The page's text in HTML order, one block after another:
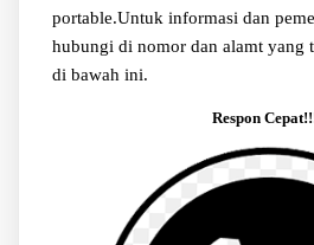
portable.Untuk informasi dan
hubungi di nomor dan alamt yang
di bawah ini.
Respon